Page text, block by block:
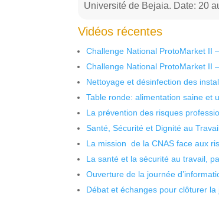
Université de Bejaia. Date: 20
Vidéos récentes
Challenge National ProtoMarket II
Challenge National ProtoMarket II
Nettoyage et désinfection des
Table ronde: alimentation saine et
La prévention des risques
Santé, Sécurité et Dignité au
La mission de la CNAS face aux
La santé et la sécurité au travail,
Ouverture de la journée
Débat et échanges pour clôturer la